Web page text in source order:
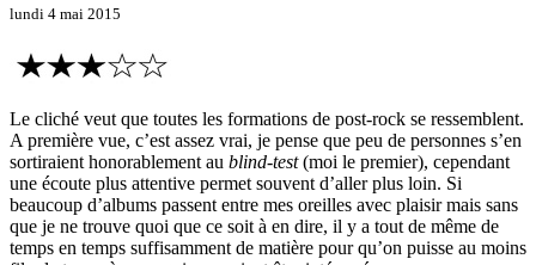
lundi 4 mai 2015
Le cliché veut que toutes les formations de post-rock se ressemblent.
A première vue, c’est assez vrai, je pense que peu de personnes s’en
sortiraient honorablement au blind-test(moi le premier), cependant
une écoute plus attentive permet souvent d’aller plus loin. Si
beaucoup d’albums passent entre mes oreilles avec plaisir mais sans
que je ne trouve quoi que ce soit à en dire, il y a tout de même de
temps en temps suffisamment de matière pour qu’on puisse au moins